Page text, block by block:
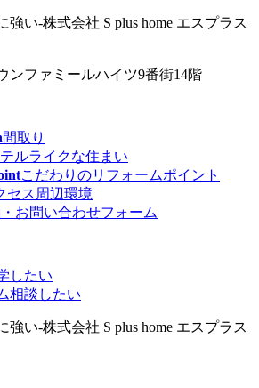
間取り
ルライクな住まい
こだわりのリフォームポイント
セス周辺環境
お問い合わせフォーム
したい
相談したい